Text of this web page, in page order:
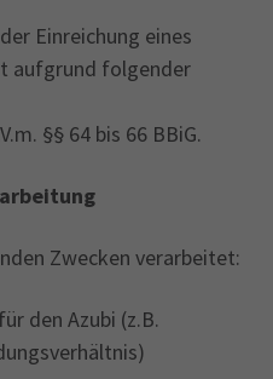
Einreichung eines
aufgrund folgender
§§ 64 bis 66 BBiG.
Zwecken verarbeitet:‎
den Azubi (z.B.